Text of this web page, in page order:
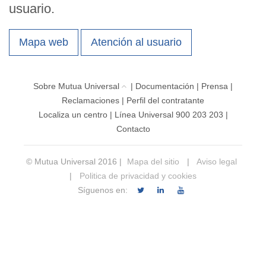
usuario.
Mapa web Atención al usuario
Sobre Mutua Universal | Documentación | Prensa |
Reclamaciones | Perfil del contratante
Localiza un centro| Línea Universal 900 203 203 |
Contacto
© Mutua Universal 2016 | Mapa del sitio |
Aviso legal
|
Politica de privacidad y cookies
Síguenos en: